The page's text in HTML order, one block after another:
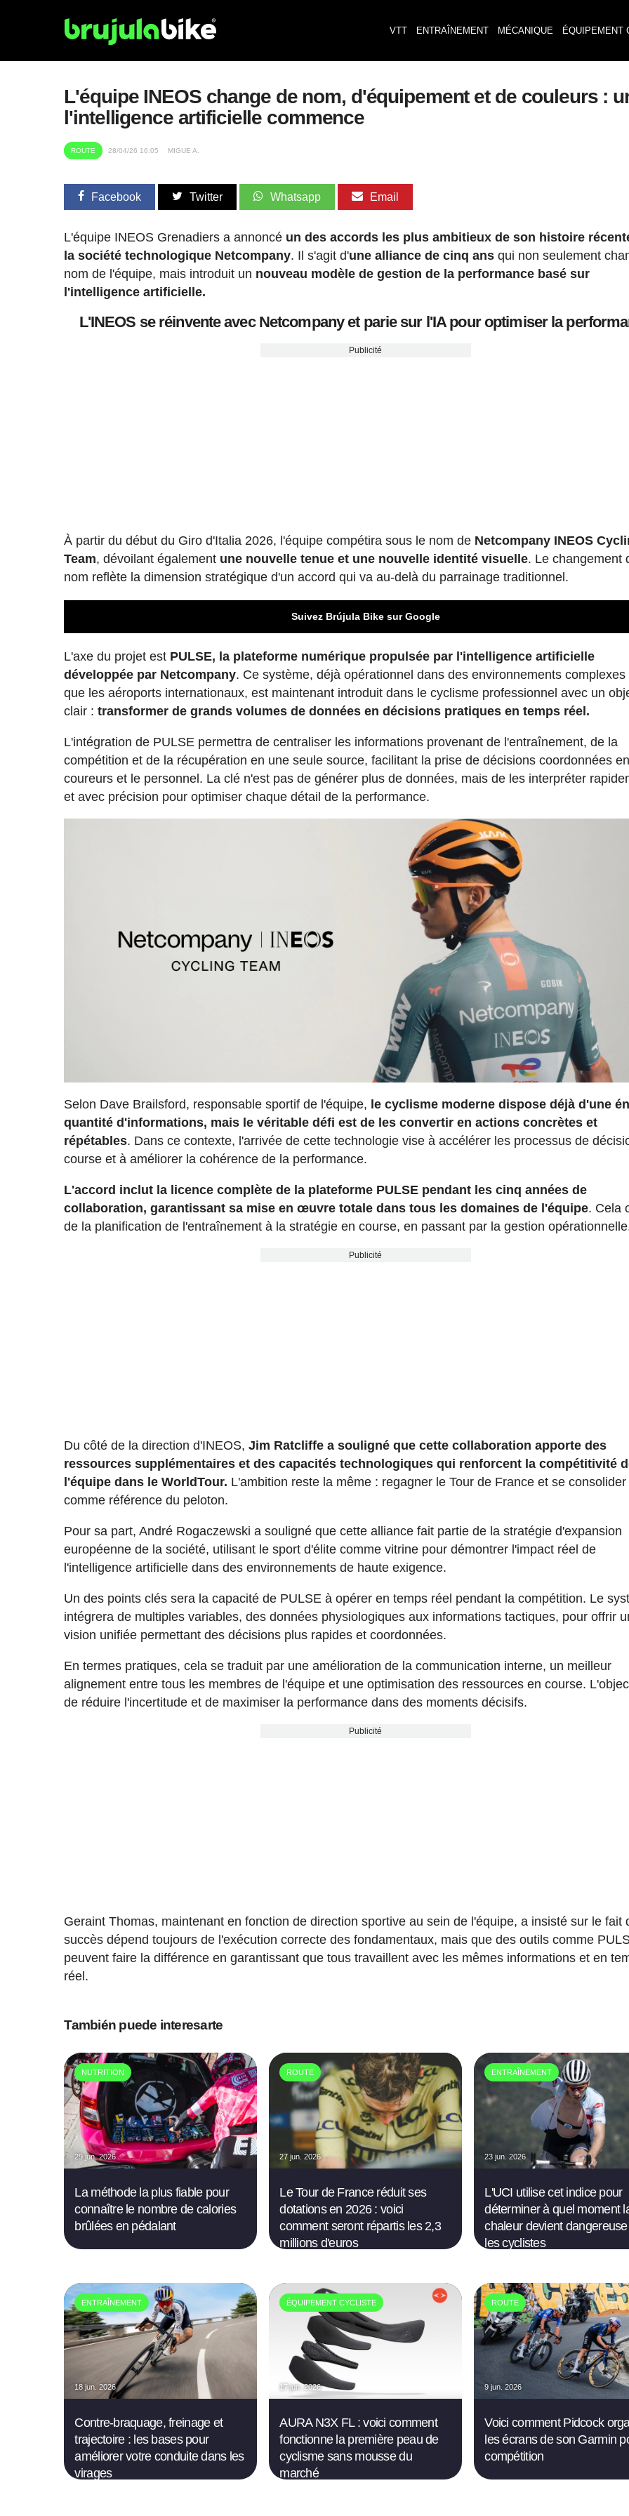
VTT ENTRAÎNEMENT MÉCANIQUE ÉQUIPEMENT
L'équipe INEOS change de nom, d'équipement et de couleurs :
l'intelligence artificielle commence
ROUTE 28/04/26 16:05 MIGUE A.
Facebook Twitter Whatsapp Email
L'équipe INEOS Grenadiers a annoncé un des accords les plus ambitieux de son histoire
la société technologique Netcompany. Il s'agit d'une alliance de cinq ans qui non seulement
nom de l'équipe, mais introduit un nouveau modèle de gestion de la performance basé sur
l'intelligence artificielle.
L'INEOS se réinvente avec Netcompany et parie sur l'IA pour optimiser la
Publicité
À partir du début du Giro d'Italia 2026, l'équipe compétira sous le nom de Netcompany INEOS
Team, dévoilant également une nouvelle tenue et une nouvelle identité visuelle. Le changement
nom reflète la dimension stratégique d'un accord qui va au-delà du parrainage traditionnel.
Suivez Brújula Bike sur Google
L'axe du projet est PULSE, la plateforme numérique propulsée par l'intelligence artificielle
développée par Netcompany. Ce système, déjà opérationnel dans des environnements complexes
que les aéroports internationaux, est maintenant introduit dans le cyclisme professionnel avec un
clair :transformer de grands volumes de données en décisions pratiques en temps réel.
L'intégration de PULSE permettra de centraliser les informations provenant de l'entraînement, de la
compétition et de la récupération en une seule source, facilitant la prise de décisions coordonnées
coureurs et le personnel. La clé n'est pas de générer plus de données, mais de les interpréter
et avec précision pour optimiser chaque détail de la performance.
Selon Dave Brailsford, responsable sportif de l'équipe, le cyclisme moderne dispose déjà d'une
quantité d'informations, mais le véritable défi est de les convertir en actions concrètes et
répétables. Dans ce contexte, l'arrivée de cette technologie vise à accélérer les processus de
course et à améliorer la cohérence de la performance.
L'accord inclut la licence complète de la plateforme PULSE pendant les cinq années de
collaboration, garantissant sa mise en œuvre totale dans tous les domaines de l'équipe. Cela
de la planification de l'entraînement à la stratégie en course, en passant par la gestion
Publicité
Du côté de la direction d'INEOS,Jim Ratcliffe a souligné que cette collaboration apporte des
ressources supplémentaires et des capacités technologiques qui renforcent la compétitivité
l'équipe dans le WorldTour. L'ambition reste la même : regagner le Tour de France et se consolider
comme référence du peloton.
Pour sa part, André Rogaczewski a souligné que cette alliance fait partie de la stratégie d'expansion
européenne de la société, utilisant le sport d'élite comme vitrine pour démontrer l'impact réel de
l'intelligence artificielle dans des environnements de haute exigence.
Un des points clés sera la capacité de PULSE à opérer en temps réel pendant la compétition. Le
intégrera de multiples variables, des données physiologiques aux informations tactiques, pour offrir
vision unifiée permettant des décisions plus rapides et coordonnées.
En termes pratiques, cela se traduit par une amélioration de la communication interne, un meilleur
alignement entre tous les membres de l'équipe et une optimisation des ressources en course.
de réduire l'incertitude et de maximiser la performance dans des moments décisifs.
Publicité
Geraint Thomas, maintenant en fonction de direction sportive au sein de l'équipe, a insisté sur le fait
succès dépend toujours de l'exécution correcte des fondamentaux, mais que des outils comme
peuvent faire la différence en garantissant que tous travaillent avec les mêmes informations et en
réel.
También puede interesarte
NUTRITION
29 jun. 2026
La méthode la plus fiable pour
connaître le nombre de calories
brûlées en pédalant
ROUTE
27 jun. 2026
Le Tour de France réduit ses
dotations en 2026 : voici
comment seront répartis les 2,3
millions d'euros
ENTRAÎNEMENT
23 jun. 2026
L'UCI utilise cet indice pour
déterminer à quel moment
chaleur devient
les cyclistes
ENTRAÎNEMENT
18 jun. 2026
Contre-braquage, freinage et
trajectoire : les bases pour
améliorer votre conduite dans les
virages
ÉQUIPEMENT CYCLISTE
17 jun. 2026
AURA N3X FL : voici comment
fonctionne la première peau de
cyclisme sans mousse du
marché
ROUTE
9 jun. 2026
Voici comment Pidcock
les écrans de son Garmin
compétition